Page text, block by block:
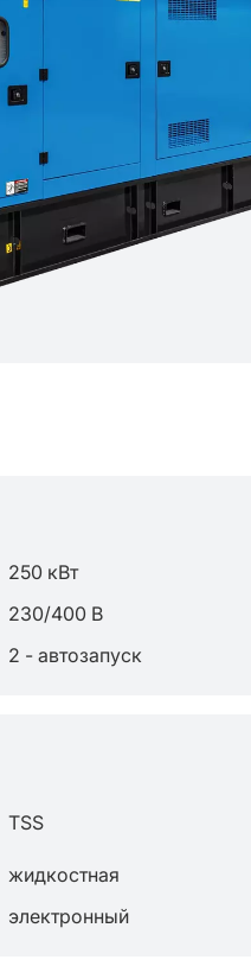
250 кВт
230/400 В
2 - автозапуск
TSS
жидкостная
электронный